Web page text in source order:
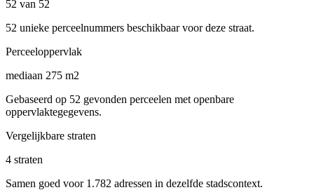
52 van 52
52 unieke perceelnummers beschikbaar voor deze straat.
Perceeloppervlak
mediaan 275 m2
Gebaseerd op 52 gevonden perceelen met openbare
oppervlaktegegevens.
Vergelijkbare straten
4 straten
Samen goed voor 1.782 adressen in dezelfde stadscontext.